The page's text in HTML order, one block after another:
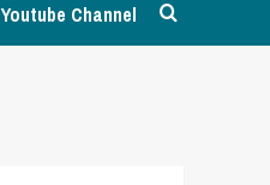
Youtube Channel